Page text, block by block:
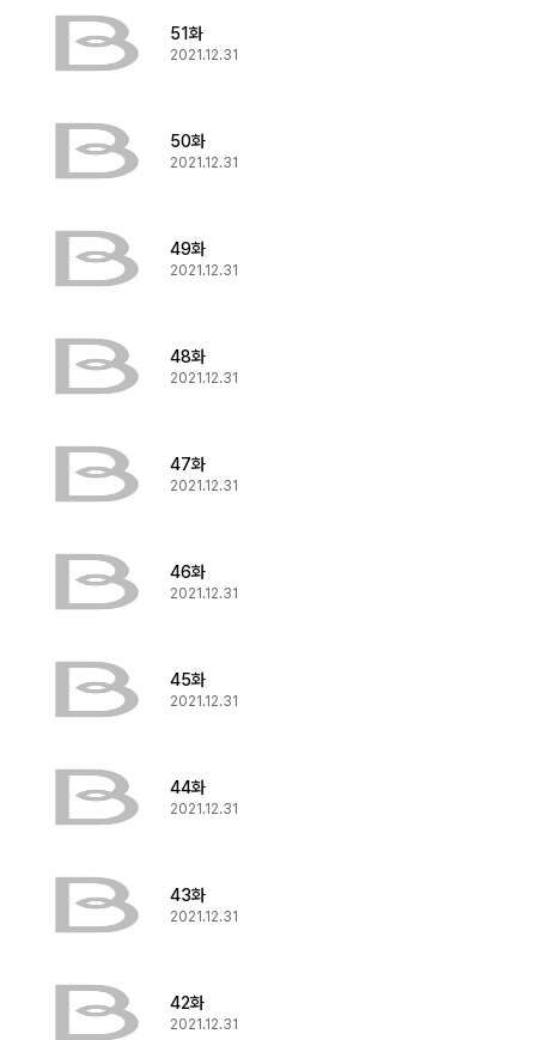
51화
2021.12.31
50화
2021.12.31
49화
2021.12.31
48화
2021.12.31
47화
2021.12.31
46화
2021.12.31
45화
2021.12.31
44화
2021.12.31
43화
2021.12.31
42화
2021.12.31